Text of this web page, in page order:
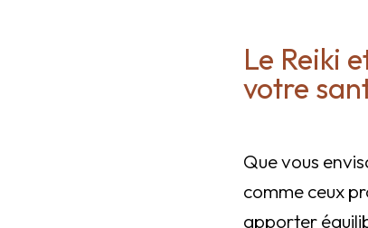
Le Reiki
votre
Que vous
comme ceux
apporter